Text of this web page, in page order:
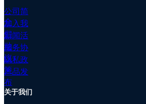
比
客
户
案
例
文
档
属
献；另一方面，更改许可导致一些已
的产品不得不做出替换Redis或者维
选择。为此，一些社区贡献者决定发
Redis之父则表示称自己对Redis更改
情，但他理解更改许可的行为，并认
新分支中最后的赢家将是“能提供卓
可证的项目”。TDengine CEO 也发布
《Developers: Stop Donating Your
Providers!》
公司简
介
加入我
们
新闻活
动
服务协
议
隐私政
策
产品发
布
关于我们